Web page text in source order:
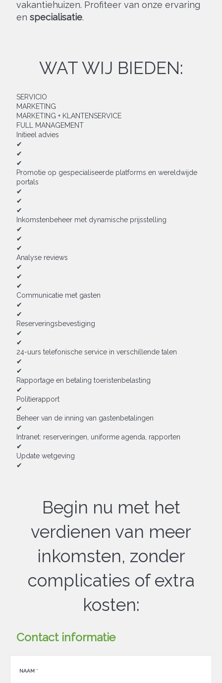
vakantiehuizen. Profiteer van onze ervaring
en specialisatie.
WAT WIJ BIEDEN:
SERVICIO
MARKETING
MARKETING + KLANTENSERVICE
FULL MANAGEMENT
Initieel advies
✔
✔
✔
Promotie op gespecialiseerde platforms en wereldwijde
portals
✔
✔
✔
Inkomstenbeheer met dynamische prijsstelling
✔
✔
✔
Analyse reviews
✔
✔
✔
Communicatie met gasten
✔
✔
Reserveringsbevestiging
✔
✔
24-uurs telefonische service in verschillende talen
✔
✔
Rapportage en betaling toeristenbelasting
✔
Politierapport
✔
Beheer van de inning van gastenbetalingen
✔
Intranet: reserveringen, uniforme agenda, rapporten
✔
Update wetgeving
✔
Begin nu met het
verdienen van meer
inkomsten, zonder
complicaties of extra
kosten:
Contact informatie
NAAM *